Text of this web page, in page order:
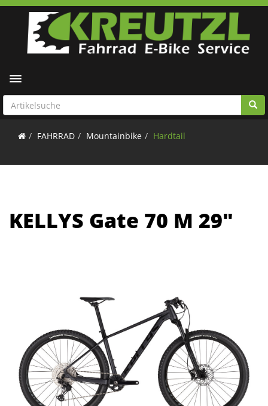
Toggle navigation
FAHRRAD Mountainbike Hardtail
KELLYS Gate 70 M 29"